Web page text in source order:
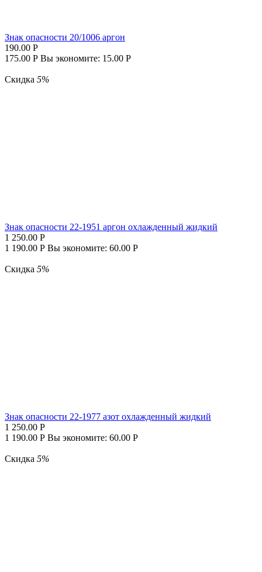
Знак опасности 20/1006 аргон
190.00 Р
175.00 Р Вы экономите: 15.00 Р
Скидка 5%
Знак опасности 22-1951 аргон охлажденный жидкий
1 250.00 Р
1 190.00 Р Вы экономите: 60.00 Р
Скидка 5%
Знак опасности 22-1977 азот охлажденный жидкий
1 250.00 Р
1 190.00 Р Вы экономите: 60.00 Р
Скидка 5%